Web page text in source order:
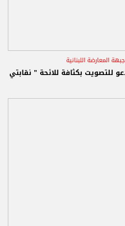
جبهة المعارضة اللبنانية
للتصويت بكثافة للائحة " نقابتي